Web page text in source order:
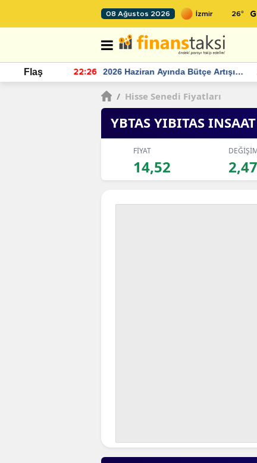
08 Ağustos 2026 26°
Flaş 22:26
2026 Haziran Ayında Bütçe Artışı
Yaşandı
/ Hisse Senedi Fiyatları
YBTAS YIBITAS
FİYAT
14,52